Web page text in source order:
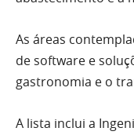
As áreas
de software e
gastronomia e o
A lista inclui a